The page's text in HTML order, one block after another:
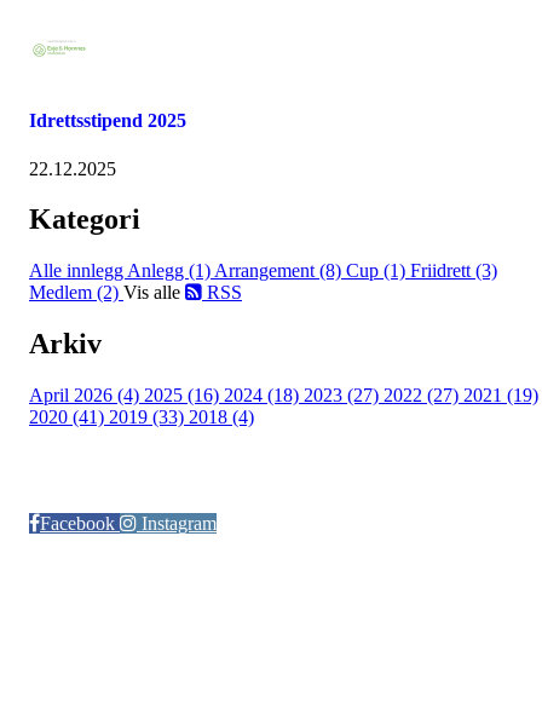
Idrettsstipend 2025
22.12.2025
Kategori
Alle innlegg Anlegg (1) Arrangement (8) Cup (1) Friidrett (3)
Medlem (2) Vis alle RSS
Arkiv
April 2026 (4) 2025 (16) 2024 (18) 2023 (27) 2022 (27) 2021 (19)
2020 (41) 2019 (33) 2018 (4)
Facebook
Instagram